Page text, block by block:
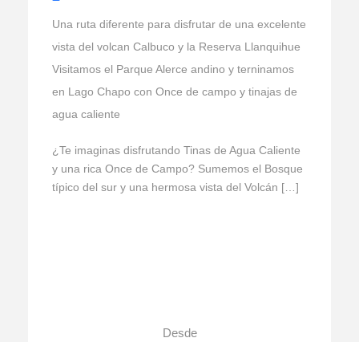
Una ruta diferente para disfrutar de una excelente
vista del volcan Calbuco y la Reserva Llanquihue
Visitamos el Parque Alerce andino y terninamos
en Lago Chapo con Once de campo y tinajas de
agua caliente
¿Te imaginas disfrutando Tinas de Agua Caliente
y una rica Once de Campo? Sumemos el Bosque
típico del sur y una hermosa vista del Volcán […]
Desde